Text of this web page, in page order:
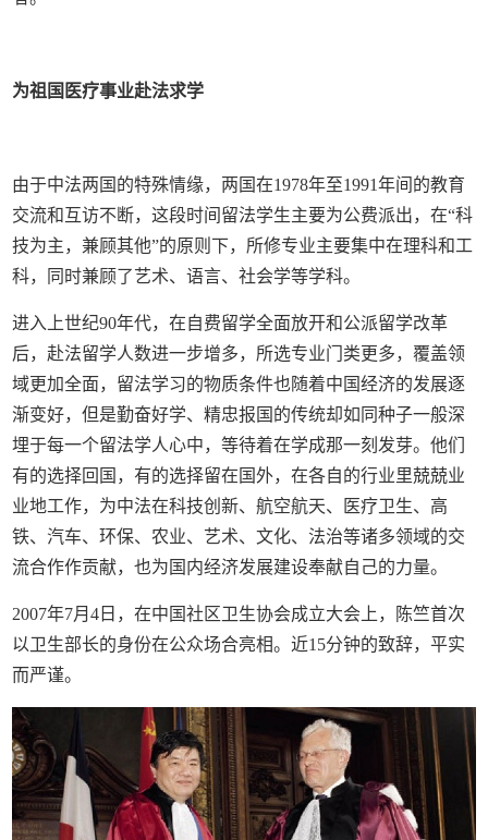
为祖国医疗事业赴法求学
由于中法两国的特殊情缘，两国在1978年至1991年间的教育
交流和互访不断，这段时间留法学生主要为公费派出，在“科
技为主，兼顾其他”的原则下，所修专业主要集中在理科和工
科，同时兼顾了艺术、语言、社会学等学科。
进入上世纪90年代，在自费留学全面放开和公派留学改革
后，赴法留学人数进一步增多，所选专业门类更多，覆盖领
域更加全面，留法学习的物质条件也随着中国经济的发展逐
渐变好，但是勤奋好学、精忠报国的传统却如同种子一般深
埋于每一个留法学人心中，等待着在学成那一刻发芽。他们
有的选择回国，有的选择留在国外，在各自的行业里兢兢业
业地工作，为中法在科技创新、航空航天、医疗卫生、高
铁、汽车、环保、农业、艺术、文化、法治等诸多领域的交
流合作作贡献，也为国内经济发展建设奉献自己的力量。
2007年7月4日，在中国社区卫生协会成立大会上，陈竺首次
以卫生部长的身份在公众场合亮相。近15分钟的致辞，平实
而严谨。